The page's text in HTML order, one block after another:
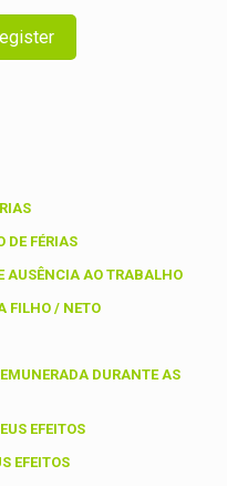
DE FÉRIAS
AUSÊNCIA AO TRABALHO
FILHO / NETO
DURANTE AS
EFEITOS
EFEITOS